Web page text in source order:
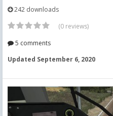
242 downloads
(0 reviews)
5 comments
Updated September 6, 2020